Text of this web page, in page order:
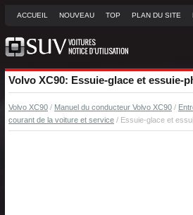
ACCUEIL NOUVEAU TOP PLAN DU SITE
Volvo XC90: Essuie-glace et essuie-
Volvo XC90 / Manuel du conducteur Volvo XC90 /
courant de la voiture et service / Essuie-glace et